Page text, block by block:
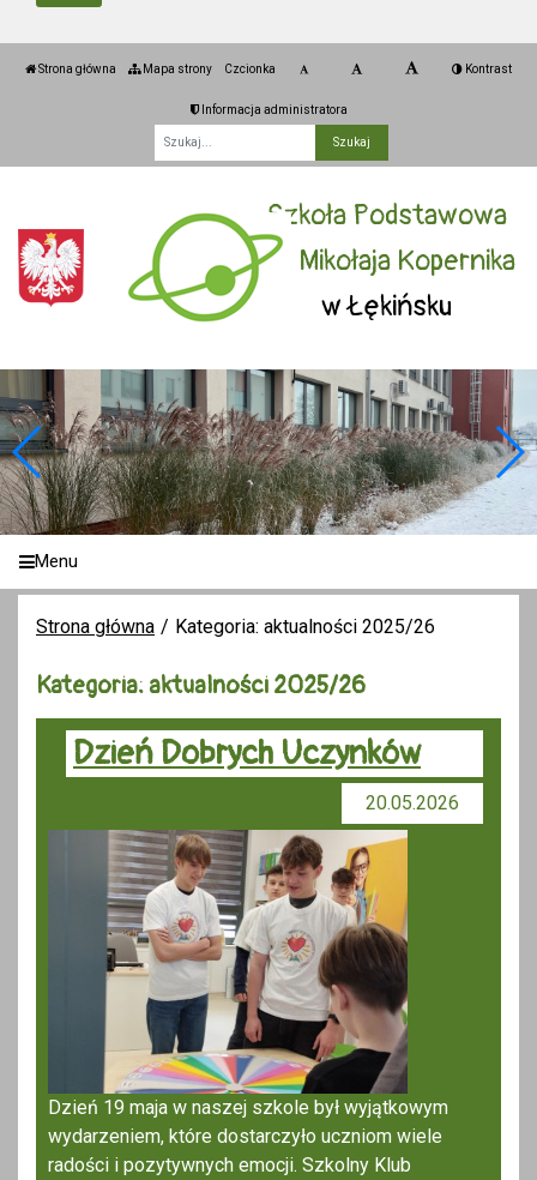
Strona główna Mapa strony Czcionka Kontrast
Informacja administratora
Szkoła Podstawowa
im. Mikołaja Kopernika
w Łękińsku
Menu
Strona główna Kategoria: aktualności 2025/26
Kategoria: aktualności 2025/26
Dzień Dobrych Uczynków
20.05.2026
Dzień 19 maja w naszej szkole był wyjątkowym
wydarzeniem, które dostarczyło uczniom wiele
radości i pozytywnych emocji. Szkolny Klub